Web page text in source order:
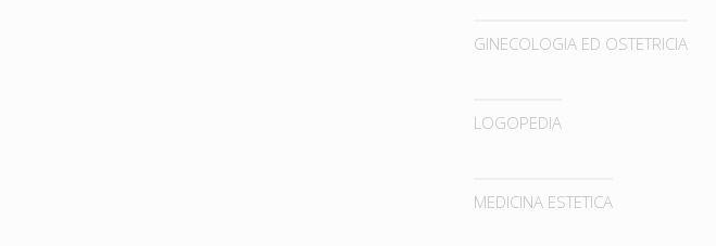
GINECOLOGIA ED OSTETRICIA
LOGOPEDIA
MEDICINA ESTETICA